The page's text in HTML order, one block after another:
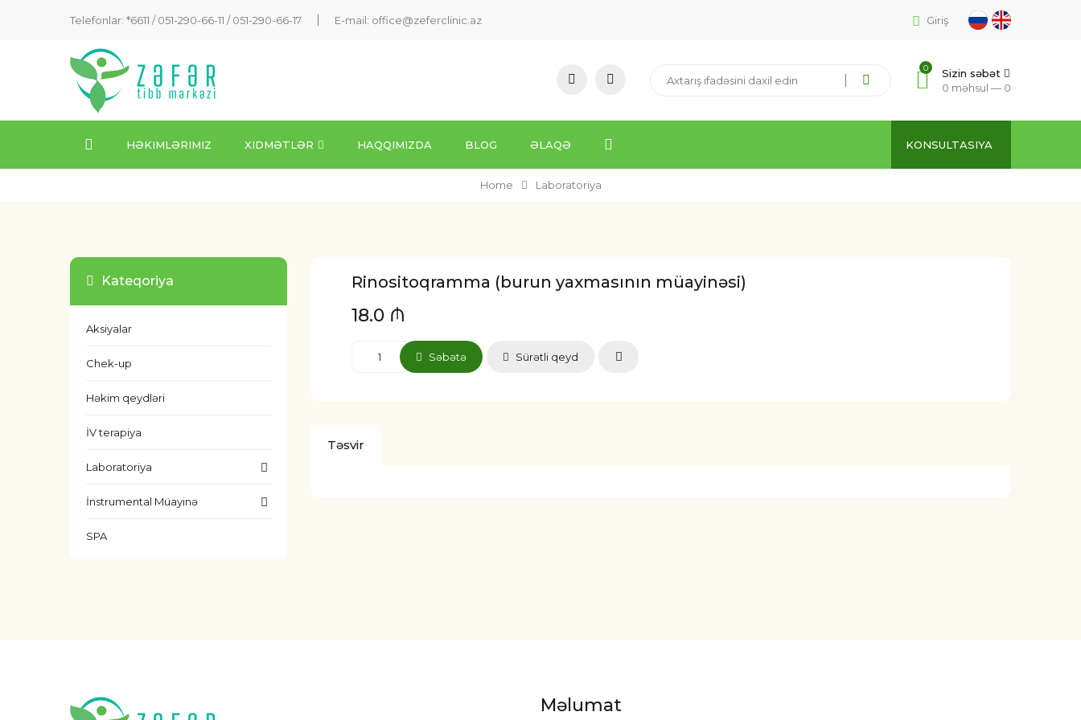
Telefonlar: *6611 /051-290-66-11 /051-290-66-17 E-mail: office@zeferclinic.az Giriş
0
Sizin səbət
0 məhsul — 0
HƏKIMLƏRIMIZ XIDMƏTLƏR HAQQIMIZDA BLOG ƏLAQƏ KONSULTASIYA
Home Laboratoriya
Rinositoqramma (burun yaxmasının müayinəsi)
18.0 ₼
Səbətə Sürətli qeyd
Təsvir
Kateqoriya
Aksiyalar
Chek-up
Həkim qeydləri
İV terapiya
Laboratoriya
İnstrumental Müayinə
SPA
Məlumat